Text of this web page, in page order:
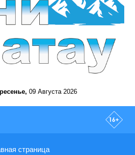
09 Августа 2026
страница